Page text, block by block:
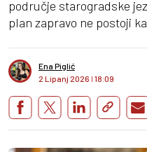
područje starogradske
plan zapravo ne postoji
Ena Piglić
2 Lipanj 2026 I 18:09